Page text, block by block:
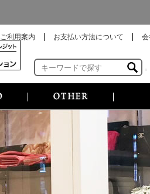
ご利用案内 お支払い方法について